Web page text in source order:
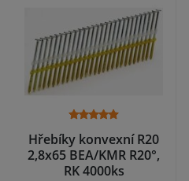
Hřebíky konvexní R20
2,8x65 BEA/KMR R20°,
RK 4000ks